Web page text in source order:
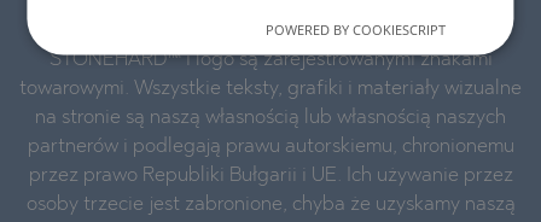
STONEHARD™ i logo są zarejestrowanymi znakami
towarowymi. Wszystkie teksty, grafiki i materiały wizualne
na stronie są naszą własnością lub własnością naszych
partnerów i podlegają prawu autorskiemu, chronionemu
przez prawo Republiki Bułgarii i UE. Ich używanie przez
osoby trzecie jest zabronione, chyba że uzyskamy naszą
POWERED BY COOKIESCRIPT